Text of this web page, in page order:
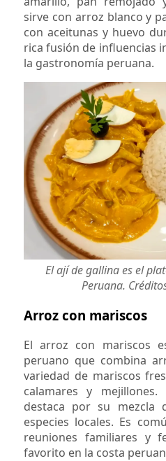
sirve con arroz blanco y
con aceitunas y huevo
rica fusión de influencias
la gastronomía peruana.
El ají de gallina es el
Peruana.
Arroz con mariscos
El arroz con mariscos
peruano que combina
variedad de mariscos
calamares y
destaca por su mezcla
especies locales. Es
reuniones familiares y
favorito en la costa